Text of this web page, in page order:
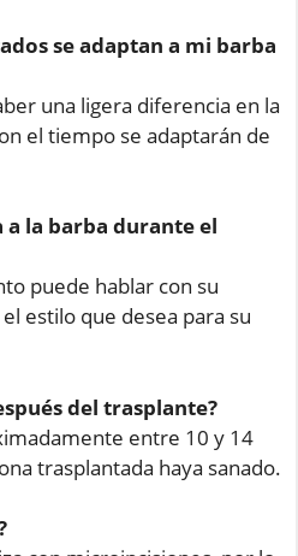
se adaptan a mi barba
una ligera diferencia en la
el tiempo se adaptarán de
a la barba durante el
puede hablar con su
estilo que desea para su
del trasplante?
entre 10 y 14
trasplantada haya sanado.